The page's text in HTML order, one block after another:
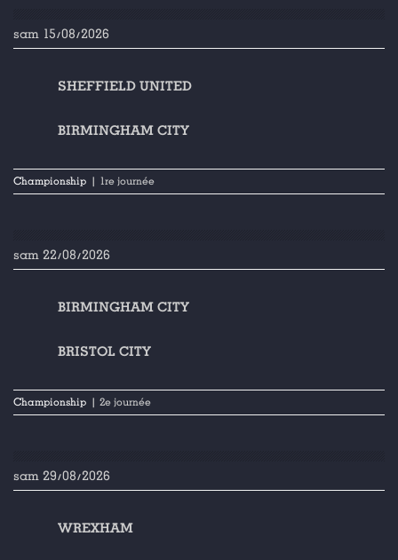
sam 15/08/2026
SHEFFIELD UNITED
BIRMINGHAM CITY
Championship | 1re journée
sam 22/08/2026
BIRMINGHAM CITY
BRISTOL CITY
Championship | 2e journée
sam 29/08/2026
WREXHAM